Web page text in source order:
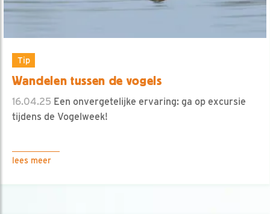
Tip
Wandelen tussen de vogels
16.04.25 Een onvergetelijke ervaring: ga op excursie
tijdens de Vogelweek!
lees meer